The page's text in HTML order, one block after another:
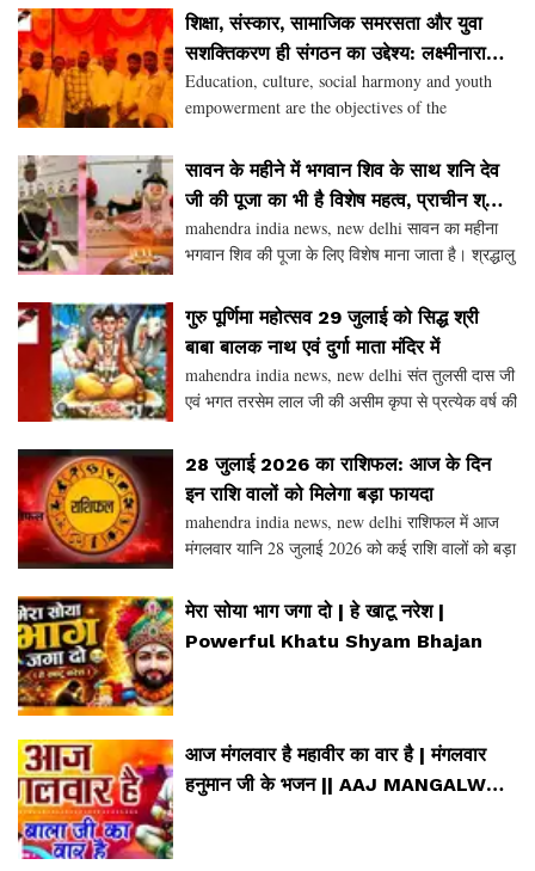
महासम्मेलन-2026 हर्षोल्लास से आयोजित किया गया। इस
संबंधी
शिक्षा, संस्कार, सामाजिक समरसता और युवा
सशक्तिकरण ही संगठन का उद्देश्य: लक्ष्मीनारायण
दाधीच
Education, culture, social harmony and youth
empowerment are the objectives of the
सावन के महीने में भगवान शिव के साथ शनि देव
जी की पूजा का भी है विशेष महत्व, प्राचीन श्री
शनि धाम में शनि जन्मोत्सव समारोह 12 अगस्त
को
mahendra india news, new delhi सावन का महीना
भगवान शिव की पूजा के लिए विशेष माना जाता है। श्रद्धालु
प्रसन्न करते हैं और मनोवांछित फल पाते हैं। साव
गुरु पूर्णिमा महोत्सव 29 जुलाई को सिद्ध श्री
बाबा बालक नाथ एवं दुर्गा माता मंदिर में
mahendra india news, new delhi संत तुलसी दास जी
एवं भगत तरसेम लाल जी की असीम कृपा से प्रत्येक वर्ष की
जुलाई (बुधवार) को कंगनपुर रोड SIRSA स्थित
28 जुलाई 2026 का राशिफल: आज के दिन
इन राशि वालों को मिलेगा बड़ा फायदा
mahendra india news, new delhi राशिफल में आज
मंगलवार यानि 28 जुलाई 2026 को कई राशि वालों को बड़ा
होगा। वैसे देखें तो मंगलवार का दिन संकट मोचन भगवान
हन
मेरा सोया भाग जगा दो | हे खाटू नरेश |
Powerful Khatu Shyam Bhajan
आज मंगलवार है महावीर का वार है | मंगलवार
हनुमान जी के भजन || AAJ MANGALWAR